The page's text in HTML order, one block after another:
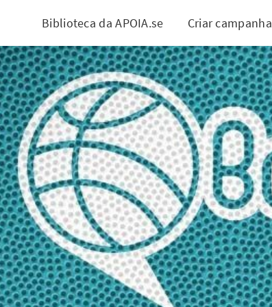
Biblioteca da APOIA.se Criar campanha